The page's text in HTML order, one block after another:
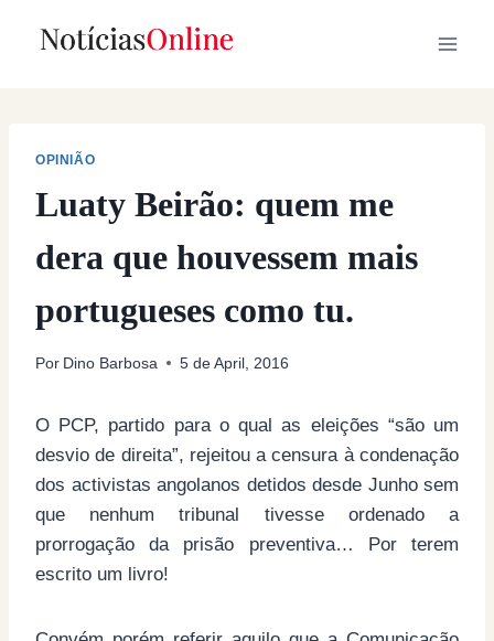
OPINIÃO
Luaty Beirão: quem me
dera que houvessem mais
portugueses como tu.
Por Dino Barbosa 5 de April, 2016
O PCP, partido para o qual as eleições “são um
desvio de direita”, rejeitou a censura à condenação
dos activistas angolanos detidos desde Junho sem
que nenhum tribunal tivesse ordenado a
prorrogação da prisão preventiva… Por terem
escrito um livro!